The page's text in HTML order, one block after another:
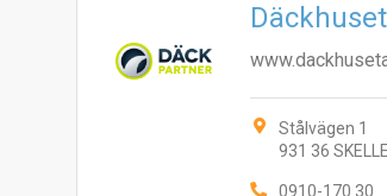
Stålvägen 1
931 36
0910-170 30